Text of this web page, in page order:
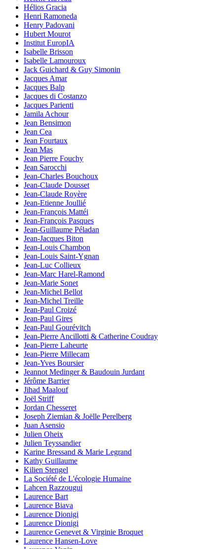
Hélios Gracia
Henri Ramoneda
Henry Padovani
Hubert Mourot
Institut EuropIA
Isabelle Brisson
Isabelle Lamouroux
Jack Guichard & Guy Simonin
Jacques Amar
Jacques Balp
Jacques di Costanzo
Jacques Parienti
Jamila Achour
Jean Bensimon
Jean Cea
Jean Fourtaux
Jean Mas
Jean Pierre Fouchy
Jean Sarocchi
Jean-Charles Bouchoux
Jean-Claude Dousset
Jean-Claude Royère
Jean-Etienne Joullié
Jean-François Mattéi
Jean-François Pasques
Jean-Guillaume Péladan
Jean-Jacques Biton
Jean-Louis Chambon
Jean-Louis Saint-Ygnan
Jean-Luc Collieux
Jean-Marc Harel-Ramond
Jean-Marie Sonet
Jean-Michel Bellot
Jean-Michel Treille
Jean-Paul Croizé
Jean-Paul Gires
Jean-Paul Gourévitch
Jean-Pierre Ancillotti & Catherine Coudray
Jean-Pierre Laheurte
Jean-Pierre Millecam
Jean-Yves Boursier
Jeannot Medinger & Baudouin Jurdant
Jérôme Barrier
Jihad Maalouf
Joël Striff
Jordan Chesseret
Joseph Ziemian & Joëlle Perelberg
Juan Asensio
Julien Oheix
Julien Teyssandier
Karine Bressand & Marie Legrand
Kathy Guillaume
Kilien Stengel
La Société de L'écologie Humaine
Lahcen Razzougui
Laurence Bart
Laurence Biava
Laurence Dionigi
Laurence Dionigi
Laurence Genevet & Virginie Broquet
Laurence Hansen-Love